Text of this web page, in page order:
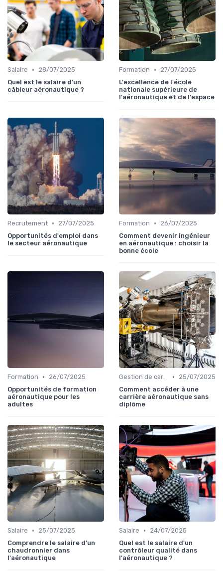
Salaire •
28/07/2025
Quel est le salaire d'un
câbleur aéronautique ?
Formation •
27/07/2025
L'excellence de l'école
nationale supérieure de
l'aéronautique et de l'espace
Recrutement •
27/07/2025
Opportunités d'emploi dans
le secteur aéronautique
Formation •
26/07/2025
Comment devenir ingénieur
en aéronautique : choisir la
bonne école
Formation •
26/07/2025
Opportunités de formation
aéronautique pour les
adultes
Gestion de carrière •
25/07/2025
Comment accéder à une
carrière aéronautique sans
diplôme
Salaire •
25/07/2025
Comprendre le salaire d'un
chaudronnier dans
l'aéronautique
Salaire •
24/07/2025
Quel est le salaire d'un
contrôleur qualité dans
l'aéronautique ?